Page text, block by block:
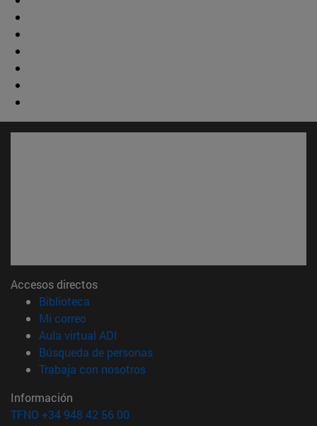
Accesos directos
Biblioteca
Mi correo(abre en nueva ventana)
Aula virtual ADI
Búsqueda de personas(abre en nueva ventana)
Trabaja con nosotros(abre en nueva ventana)
Información
TFNO +34 948 42 56 00